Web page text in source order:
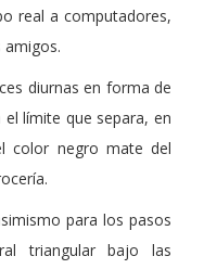
real a computadores,
diurnas en forma de
límite que separa, en
color negro mate del
para los pasos
triangular bajo las